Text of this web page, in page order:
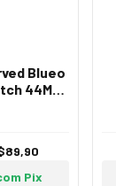
Blueo
44MM
Pix